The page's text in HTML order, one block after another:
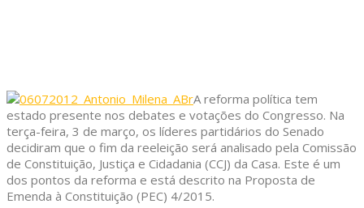
A reforma política tem
estado presente nos debates e votações do Congresso. Na
terça-feira, 3 de março, os líderes partidários do Senado
decidiram que o fim da reeleição será analisado pela Comissão
de Constituição, Justiça e Cidadania (CCJ) da Casa. Este é um
dos pontos da reforma e está descrito na Proposta de
Emenda à Constituição (PEC) 4/2015.